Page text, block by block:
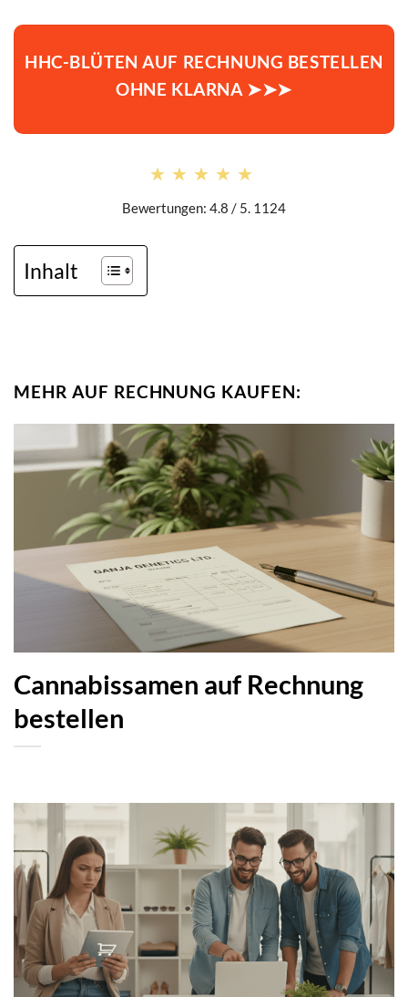
HHC-BLÜTEN AUF RECHNUNG BESTELLEN
OHNE KLARNA ➤➤➤
★★★★★
★★★★★
Bewertungen: 4.8 / 5. 1124
Inhalt
MEHR AUF RECHNUNG KAUFEN:
Cannabissamen auf Rechnung
bestellen